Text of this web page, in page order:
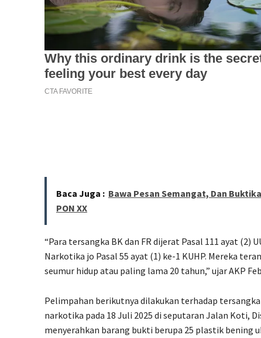
Baca Juga : Bawa Pesan Semangat, Dan
PON XX
“Para tersangka BK dan FR dijerat Pasal 111 ayat (2)
Narkotika jo Pasal 55 ayat (1) ke-1 KUHP. Mereka
seumur hidup atau paling lama 20 tahun,” ujar AKP
Pelimpahan berikutnya dilakukan terhadap
narkotika pada 18 Juli 2025 di seputaran Jalan Koti,
menyerahkan barang bukti berupa 25 plastik bening